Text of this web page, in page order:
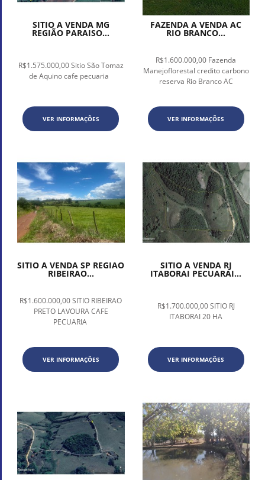
SITIO A VENDA MG
REGIÃO PARAISO...
R$1.575.000,00 Sitio São Tomaz
de Aquino cafe pecuaria
VER INFORMAÇÕES
FAZENDA A VENDA AC
RIO BRANCO...
R$1.600.000,00 Fazenda
Manejoflorestal credito carbono
reserva Rio Branco AC
VER INFORMAÇÕES
SITIO A VENDA SP REGIAO
RIBEIRAO...
R$1.600.000,00 SITIO RIBEIRAO
PRETO LAVOURA CAFE
PECUARIA
VER INFORMAÇÕES
SITIO A VENDA RJ
ITABORAI PECUARAI...
R$1.700.000,00 SITIO RJ
ITABORAI 20 HA
VER INFORMAÇÕES